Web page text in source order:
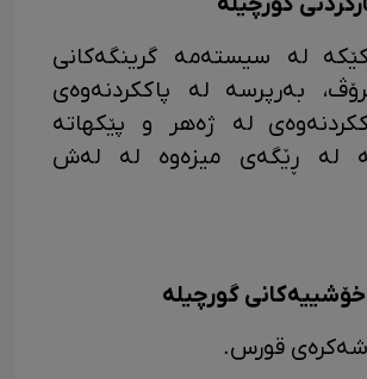
لە سیستەمە گرینگەکانی
بەرپرسە لە پاککردنەوەی
لە ژەهر و پێکهاتە
لە ڕێگەی میزەوە لە لەش
گورچیلە
قورس.